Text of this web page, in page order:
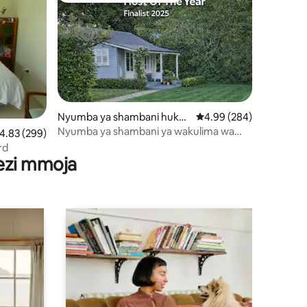
806 wa wastani wa 4.83 kati ya 5, tathmini 299
4.83 (299)
Nyumba ya shambani huko
HAMILTON
Ukadiriaji wa wastani
4.99 (284)
Nyumba ya shambani ya wakulima wa
kimejumuishwa)
mmoja